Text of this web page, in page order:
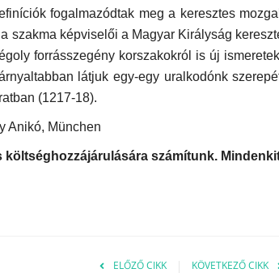
fogalmazódtak meg a keresztes
szakma képviselői a Magyar Királyság
forrásszegény korszakokról is új
látjuk egy-egy uralkodónk
(1217-18).
Anikó, München
költséghozzájárulására számítunk.
ELŐZŐ CIKK KÖVETKEZŐ CIKK